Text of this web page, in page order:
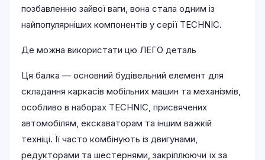
позбавленню зайвої ваги, вона стала одним із
найпопулярніших компонентів у серії TECHNIC.
Де можна використати цю ЛЕГО деталь
Ця балка — основний будівельний елемент для
складання каркасів мобільних машин та механізмів,
особливо в наборах TECHNIC, присвячених
автомобілям, екскаваторам та іншим важкій
техніці. Її часто комбінують із двигунами,
редукторами та шестернями, закріплюючи їх за